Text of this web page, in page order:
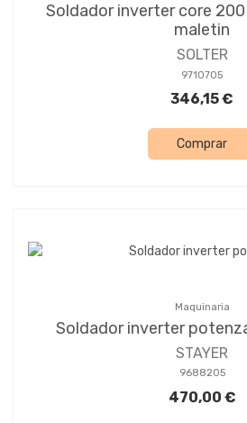
Soldador inverter core
maletin
SOLTER
9710705
346,15 €
Comprar
Maquinaria
Soldador inverter
STAYER
9688205
470,00 €